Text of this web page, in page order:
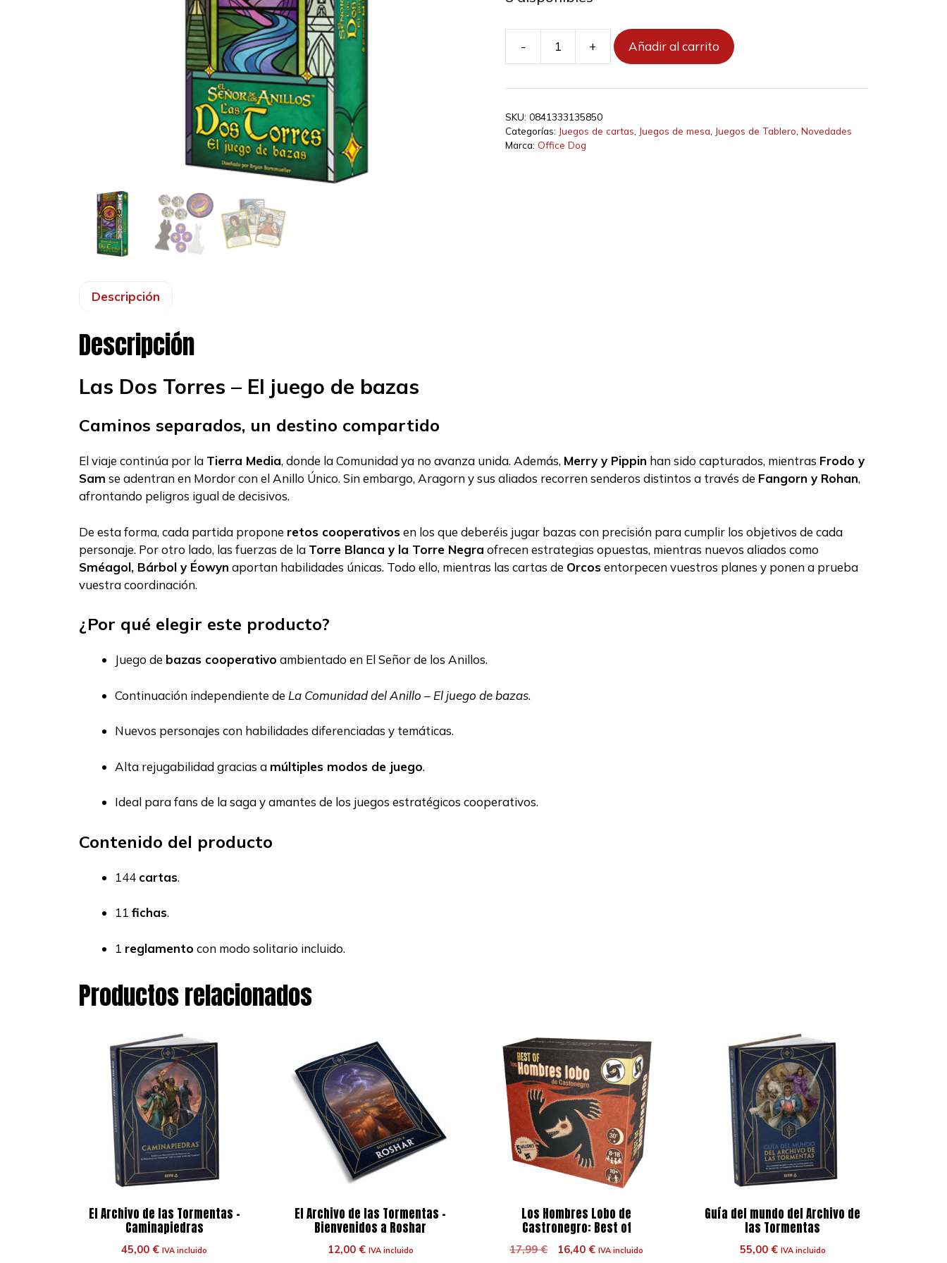
-
Torres:
juego
de
+ Añadir al carrito
SKU: 0841333135850
Categorías: Juegos de cartas Juegos de mesa Juegos de Tablero Novedades
Marca: Office Dog
Descripción
Descripción
Las Dos Torres – El juego de bazas
Caminos separados, un destino compartido
El viaje continúa por la Tierra Media, donde la Comunidad ya no avanza unida. Además, Merry y Pippin han sido capturados, mientras Frodo y
Sam se adentran en Mordor con el Anillo Único. Sin embargo, Aragorn y sus aliados recorren senderos distintos a través de Fangorn y Rohan,
afrontando peligros igual de decisivos.
De esta forma, cada partida propone retos cooperativosen los que deberéis jugar bazas con precisión para cumplir los objetivos de cada
personaje. Por otro lado, las fuerzas de la Torre Blanca y la Torre Negra ofrecen estrategias opuestas, mientras nuevos aliados como
Sméagol, Bárbol y Éowyn aportan habilidades únicas. Todo ello, mientras las cartas de Orcosentorpecen vuestros planes y ponen a prueba
vuestra coordinación.
¿Por qué elegir este producto?
Juego de bazas cooperativo ambientado en El Señor de los Anillos.
Continuación independiente de La Comunidad del Anillo – El juego de bazas.
Nuevos personajes con habilidades diferenciadas y temáticas.
Alta rejugabilidad gracias a múltiples modos de juego.
Ideal para fans de la saga y amantes de los juegos estratégicos cooperativos.
Contenido del producto
144 cartas.
11 fichas.
1 reglamento con modo solitario incluido.
Productos relacionados
El Archivo de las Tormentas –
Caminapiedras
45,00 € IVA incluido
El Archivo de las Tormentas –
Bienvenidos a Roshar
12,00 € IVA incluido
Los Hombres Lobo de
Castronegro: Best of
17,99€
El
16,40 €ElIVA incluido
Guía del mundo del Archivo de
las Tormentas
55,00 € IVA incluido